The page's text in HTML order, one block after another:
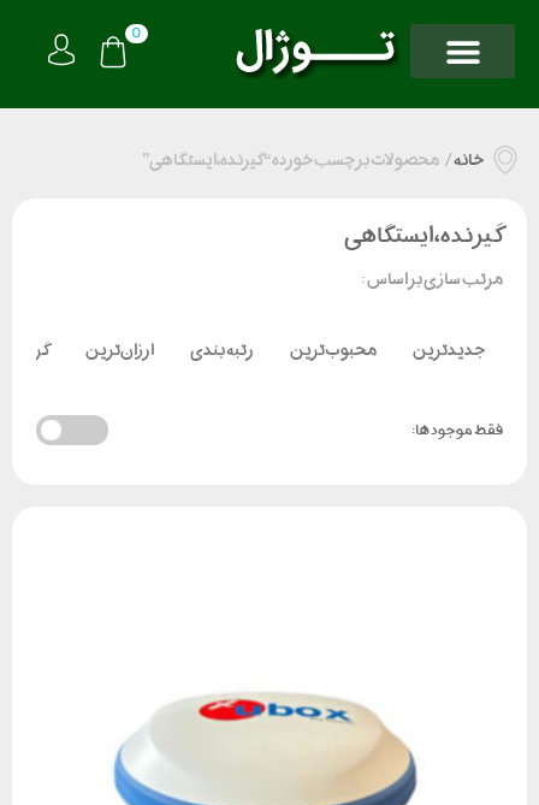
0
خانه/ محصولات برچسب خورده “گیرنده،ایستگاهی”
گیرنده،ایستگاهی
مرتب سازی بر اساس :
جدیدترین محبوب‌ترین رتبه بندی ارزان‌ترین
فقط موجود ها: